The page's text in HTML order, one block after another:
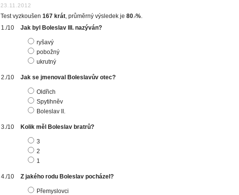
23.11.2012
Test vyzkoušen 167 krát, průměrný výsledek je 80 .7%.
Jak byl Boleslav III. nazýván?
ryšavý
pobožný
ukrutný
Jak se jmenoval Boleslavův otec?
Oldřich
Spytihněv
Boleslav II.
Kolik měl Boleslav bratrů?
3
2
1
Z jakého rodu Boleslav pocházel?
Přemyslovci